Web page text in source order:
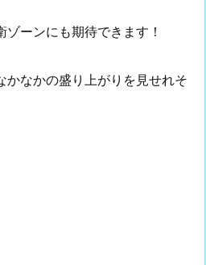
ーンにも期待できます！
かなかの盛り上がりを見せれそ